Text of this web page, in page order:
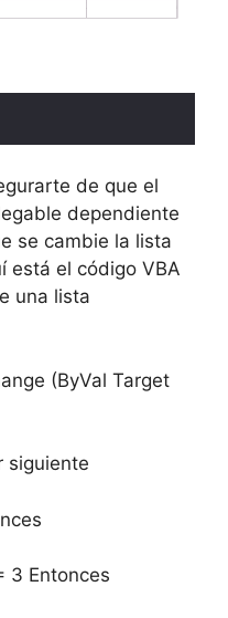
de que el
dependiente
se cambie la lista
está el código VBA
una lista
(ByVal Target
siguiente
3 Entonces